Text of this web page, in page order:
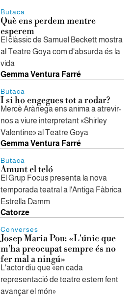
Butaca
Què ens perdem mentre
esperem
El clàssic de Samuel Beckett mostra
al Teatre Goya com d'absurda és la
vida
Gemma Ventura Farré
Butaca
I si ho engegues tot a rodar?
Mercè Arànega ens anima a atrevir-
nos a viure interpretant «Shirley
Valentine» al Teatre Goya
Gemma Ventura Farré
Butaca
Amunt el teló
El Grup Focus presenta la nova
temporada teatral a l'Antiga Fàbrica
Estrella Damm
Catorze
Converses
Josep Maria Pou: «L'únic que
m'ha preocupat sempre és no
fer mal a ningú»
L'actor diu que «en cada
representació de teatre estem fent
avançar el món»